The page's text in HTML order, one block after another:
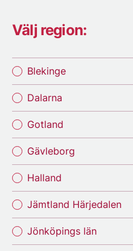
Välj region:
Blekinge
Dalarna
Gotland
Gävleborg
Halland
Jämtland Härjedalen
Jönköpings län